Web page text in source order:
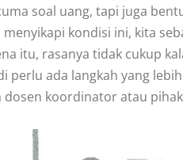
soal uang, tapi juga
kondisi ini, kita
itu, rasanya tidak cukup
perlu ada langkah yang
koordinator atau